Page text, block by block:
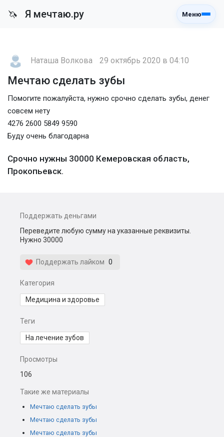
🦄 Я мечтаю.ру Меню
Наташа Волкова 29 октябрь 2020 в 04:10
Мечтаю сделать зубы
Помогите пожалуйста, нужно срочно сделать зубы, денег
совсем нету
4276 2600 5849 9590
Буду очень благодарна
Срочно нужны 30000 Кемеровская область,
Прокопьевск.
Поддержать деньгами
Переведите любую сумму на указанные реквизиты.
Нужно 30000
Поддержать лайком 0
Категория
Медицина и здоровье
Теги
На лечение зубов
Просмотры
106
Такие же материалы
Мечтаю сделать зубы
Мечтаю сделать зубы
Мечтаю сделать зубы